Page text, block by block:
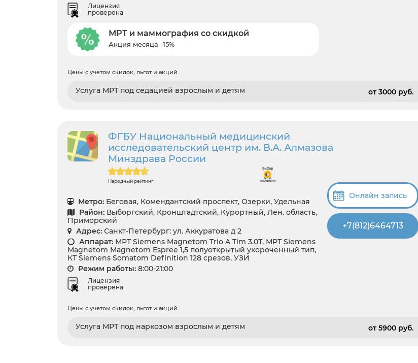
Лицензия
проверена
МРТ и маммография со скидкой
Акция месяца -15%
Цены с учетом скидок, льгот и акций
Услуга МРТ под седацией взрослым и детям от 3000 pуб.
ФГБУ Национальный медицинский
исследовательский центр им. В.А. Алмазова
Минздрава России
Народный рейтинг
Метро: Беговая, Комендантский проспект, Озерки, Удельная
Район: Выборгский, Кронштадтский, Курортный, Лен. область,
Приморский
Адрес: Санкт-Петербург: ул. Аккуратова д 2
Аппарат: МРТ Siemens Magnetom Trio A Tim 3.0Т, МРТ Siemens
Magnetom Magnetom Espree 1,5 полуоткрытый укороченный тип,
КТ Siemens Somatom Definition 128 срезов, УЗИ
Режим работы: 8:00-21:00
Лицензия
проверена
Онлайн запись
+7(812)6464713
Цены с учетом скидок, льгот и акций
Услуга МРТ под наркозом взрослым и детям от 5900 pуб.